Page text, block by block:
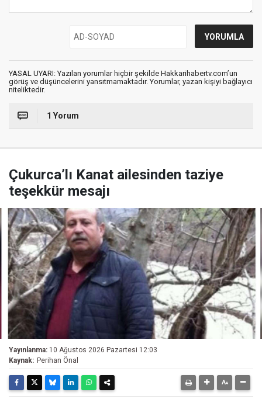
YASAL UYARI: Yazılan yorumlar hiçbir şekilde Hakkarihabertv.com’un
görüş ve düşüncelerini yansıtmamaktadır. Yorumlar, yazan kişiyi bağlayıcı
niteliktedir.
1 Yorum
Çukurca’lı Kanat ailesinden taziye
teşekkür mesajı
Yayınlanma: 10 Ağustos 2026 Pazartesi 12:03
Kaynak: Perihan Önal